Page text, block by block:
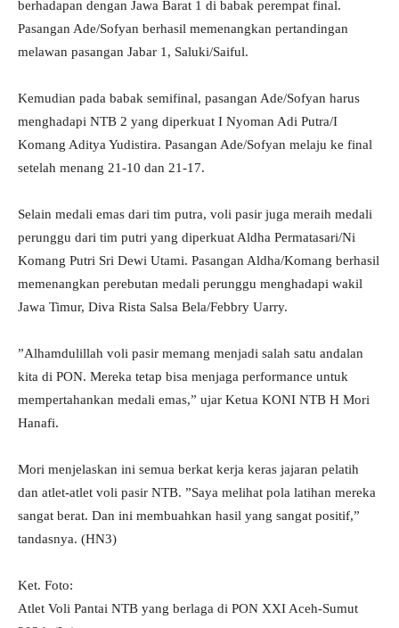
berhadapan dengan Jawa Barat 1 di babak perempat final.
Pasangan Ade/Sofyan berhasil memenangkan pertandingan
melawan pasangan Jabar 1, Saluki/Saiful.
Kemudian pada babak semifinal, pasangan Ade/Sofyan harus
menghadapi NTB 2 yang diperkuat I Nyoman Adi Putra/I
Komang Aditya Yudistira. Pasangan Ade/Sofyan melaju ke final
setelah menang 21-10 dan 21-17.
Selain medali emas dari tim putra, voli pasir juga meraih medali
perunggu dari tim putri yang diperkuat Aldha Permatasari/Ni
Komang Putri Sri Dewi Utami. Pasangan Aldha/Komang berhasil
memenangkan perebutan medali perunggu menghadapi wakil
Jawa Timur, Diva Rista Salsa Bela/Febbry Uarry.
”Alhamdulillah voli pasir memang menjadi salah satu andalan
kita di PON. Mereka tetap bisa menjaga performance untuk
mempertahankan medali emas,” ujar Ketua KONI NTB H Mori
Hanafi.
Mori menjelaskan ini semua berkat kerja keras jajaran pelatih
dan atlet-atlet voli pasir NTB. ”Saya melihat pola latihan mereka
sangat berat. Dan ini membuahkan hasil yang sangat positif,”
tandasnya. (HN3)
Ket. Foto:
Atlet Voli Pantai NTB yang berlaga di PON XXI Aceh-Sumut